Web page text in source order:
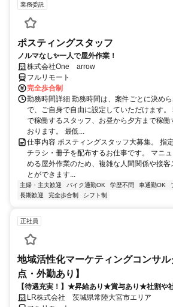
業務委託
ポスティングスタッフ
ノルマなし✨一人で屋外作業！
株式会社One arrow
フルリモート
完全歩合制
勤務時間詳細 勤務時間は、案件ごとに決め
で、ご自身で自由に設定していただけます。
で稼働するスタッフ、お昼から夕方まで稼
おります。 最低...
仕事内容 ポスティングスタッフ大募集。 指
チラシ・冊子を配布するお仕事です。 マニ
める屋外作業のため、複雑な人間関係や接客
とができます...
主婦・主夫歓迎 バイク通勤OK 学歴不問 車通勤OK
長期歓迎
完全歩合制 シフト制
正社員
地域活性化マーケティングコンサ
点・外勤あり】
【待遇充実！】★昇給あり★賞与あり★社割や
い物も！
LR株式会社 茨城県常陸大宮市エリア